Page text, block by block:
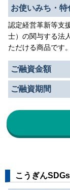
お使いみち・特
認定経営革新等支
士）の関与する法
ただける商品です。
ご融資金額
ご融資期間
こうぎん